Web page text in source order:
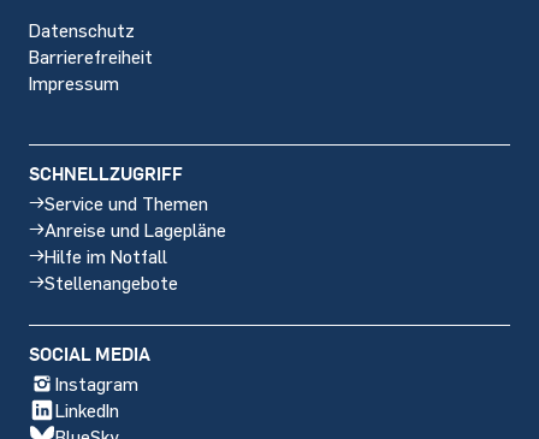
Datenschutz
Barrierefreiheit
Impressum
SCHNELLZUGRIFF
Service und Themen
Anreise und Lagepläne
Hilfe im Notfall
Stellenangebote
SOCIAL MEDIA
Instagram
LinkedIn